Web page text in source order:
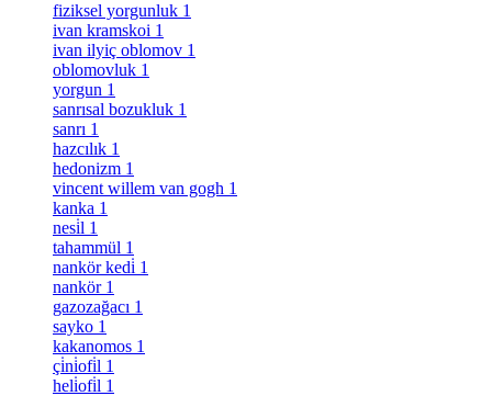
fiziksel yorgunluk 1
ivan kramskoi 1
ivan ilyiç oblomov 1
oblomovluk 1
yorgun 1
sanrısal bozukluk 1
sanrı 1
hazcılık 1
hedonizm 1
vincent willem van gogh 1
kanka 1
nesi̇l 1
tahammül 1
nankör kedi̇ 1
nankör 1
gazozağacı 1
sayko 1
kakanomos 1
çi̇ni̇ofi̇l 1
heli̇ofi̇l 1